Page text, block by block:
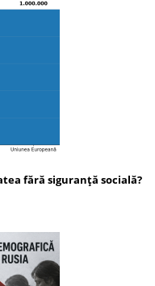
fără siguranță socială?